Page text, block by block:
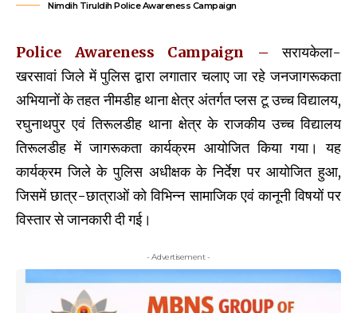
Nimdih Tiruldih Police Awareness Campaign
Police Awareness Campaign – सरायकेला-
खरसावां जिले में पुलिस द्वारा लगातार चलाए जा रहे जनजागरूकता
अभियानों के तहत नीमडीह थाना क्षेत्र अंतर्गत प्लस टू उच्च विद्यालय,
रघुनाथपुर एवं तिरूलडीह थाना क्षेत्र के राजकीय उच्च विद्यालय
तिरूलडीह में जागरूकता कार्यक्रम आयोजित किया गया। यह
कार्यक्रम जिले के पुलिस अधीक्षक के निर्देश पर आयोजित हुआ,
जिसमें छात्र-छात्राओं को विभिन्न सामाजिक एवं कानूनी विषयों पर
विस्तार से जानकारी दी गई।
- Advertisement -